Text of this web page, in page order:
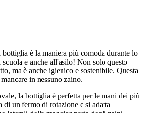
bottiglia è la maniera più comoda durante lo
e anche all'asilo! Non solo questo
ma è anche igienico e sostenibile. Questa
in nessuno zaino.
la bottiglia è perfetta per le mani dei più
di un fermo di rotazione e si adatta